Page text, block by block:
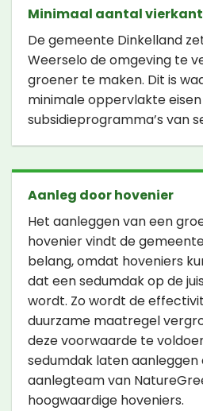
Minimaal aantal
De gemeente Dinkelland
Weerselo de omgeving te
groener te maken. Dit is
minimale oppervlakte
subsidieprogramma’s van
Aanleg door hovenier
Het aanleggen van een
hovenier vindt de
belang, omdat hoveniers
dat een sedumdak op de
wordt. Zo wordt de
duurzame maatregel
deze voorwaarde te
sedumdak laten aanleggen
aanlegteam van
hoogwaardige hoveniers.